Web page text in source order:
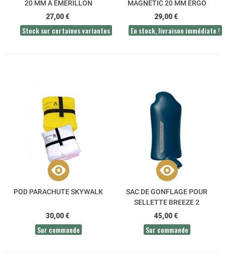
20 MM À ÉMERILLON
SKYWALK
27,00 €
Stock sur certaines variantes
MAGNETIC 20 MM ERGO
SKYWALK
29,00 €
En stock, livraison immédiate !
POD PARACHUTE SKYWALK
30,00 €
Sur commande
SAC DE GONFLAGE POUR
SELLETTE BREEZE 2
SKYWALK
45,00 €
Sur commande